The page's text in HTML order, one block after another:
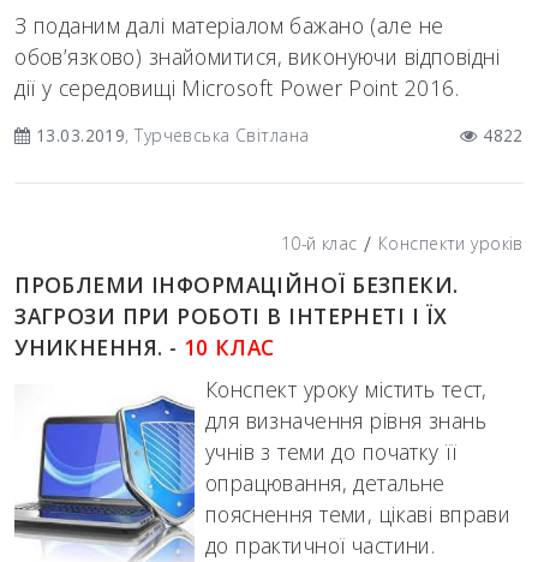
З поданим далі матеріалом бажано (але не
обов’язково) знайомитися, виконуючи відповідні
дії у середовищі Microsoft Power Point 2016.
13.03.2019, Турчевська Світлана 4822
10-й клас / Конспекти уроків
ПРОБЛЕМИ ІНФОРМАЦІЙНОЇ БЕЗПЕКИ.
ЗАГРОЗИ ПРИ РОБОТІ В ІНТЕРНЕТІ І ЇХ
УНИКНЕННЯ. - 10 КЛАС
Конспект уроку містить тест,
для визначення рівня знань
учнів з теми до початку її
опрацювання, детальне
пояснення теми, цікаві вправи
до практичної частини.